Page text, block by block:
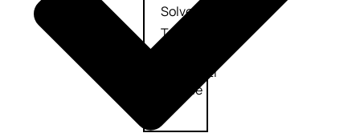
Solvente
Trattamenti
Cofanetti
unghie